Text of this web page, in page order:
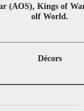
(AOS), Kings of
olf World.
Décors